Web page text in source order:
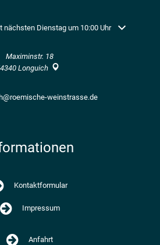
oder Schließzeiten auszublenden
nächsten Dienstag um 10:00 Uhr
Maximinstr. 18
Longuich
weinstrasse.de
Kontaktformular
Impressum
Anfahrt